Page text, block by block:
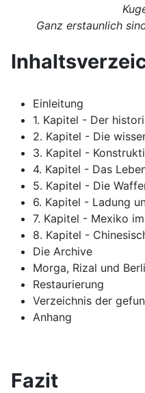
Ganz erstaunlich
Einleitung
1. Kapitel - Der
2. Kapitel - Die
3. Kapitel -
4. Kapitel - Das
5. Kapitel - Die
6. Kapitel - Ladung
7. Kapitel - Mexiko
8. Kapitel -
Die Archive
Morga, Rizal und
Restaurierung
Verzeichnis der
Anhang
Fazit